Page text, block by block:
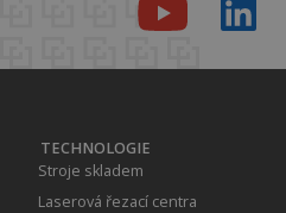
TECHNOLOGIE
Stroje skladem
Laserová řezací centra